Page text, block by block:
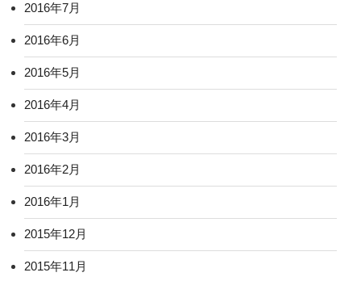
2016年7月
2016年6月
2016年5月
2016年4月
2016年3月
2016年2月
2016年1月
2015年12月
2015年11月